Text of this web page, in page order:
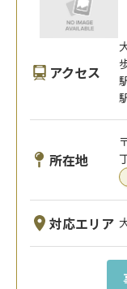
アクセス
所在地
対応エリア